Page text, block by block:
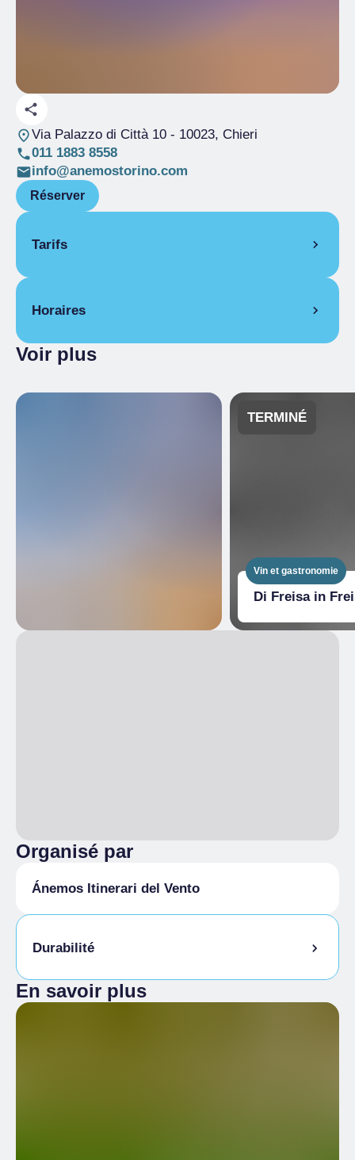
Via Palazzo di Città 10 - 10023, Chieri
011 1883 8558
info@anemostorino.com
Réserver
Tarifs
Horaires
23 mai 2026
Voir plus
TERMINÉ
Vin et gastronomie
Di Freisa in
Organisé par
Ánemos Itinerari del Vento
Durabilité
En savoir plus